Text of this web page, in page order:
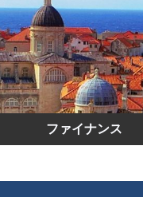
ファイナンス